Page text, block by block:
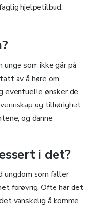
hjelpetilbud.
unge som ikke går på
av å høre om
eventuelle ønsker de
og tilhørighet
og danne
i det?
ungdom som faller
forøvrig. Ofte har det
vanskelig å komme